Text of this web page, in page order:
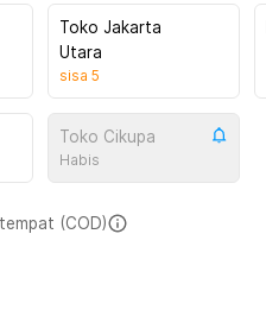
Toko Jakarta
Utara
sisa 5
Toko Cikupa
Habis
(COD)